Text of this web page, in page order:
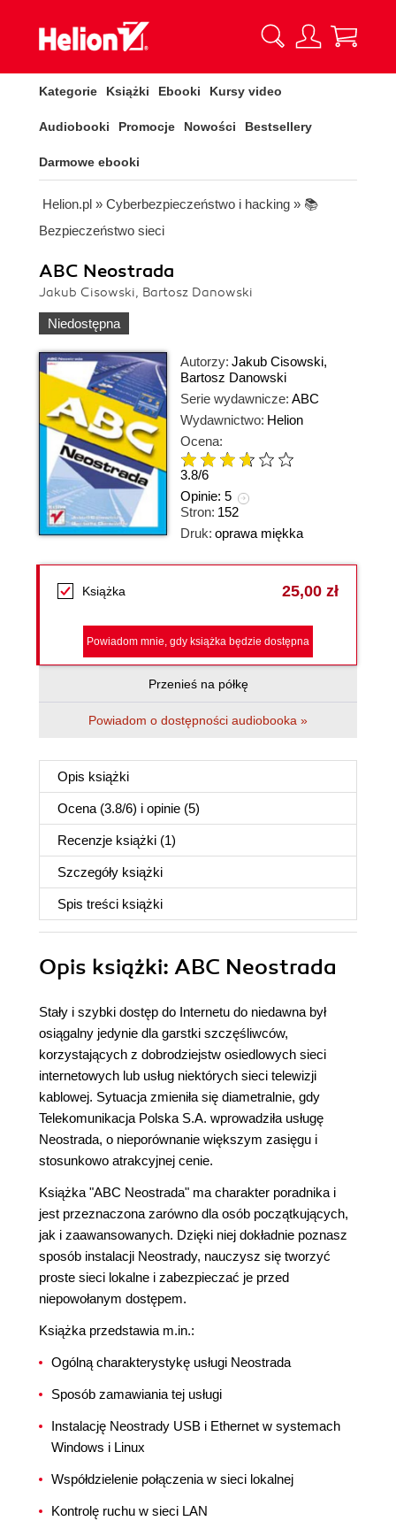
Kategorie Książki Ebooki Kursy video
Audiobooki Promocje Nowości Bestsellery
Darmowe ebooki
Helion.pl » Cyberbezpieczeństwo i hacking » 📚
Bezpieczeństwo sieci
ABC Neostrada
Jakub Cisowski, Bartosz Danowski
Niedostępna
Autorzy: Jakub Cisowski,
Bartosz Danowski
Serie wydawnicze: ABC
Wydawnictwo: Helion
Ocena:
3.8/6
Opinie: 5
Stron: 152
Druk: oprawa miękka
Książka 25,00 zł
Powiadom mnie, gdy książka będzie dostępna
Przenieś na półkę
Powiadom o dostępności audiobooka »
Opis książki
Ocena (3.8/6) i opinie (5)
Recenzje książki (1)
Szczegóły książki
Spis treści książki
Opis książki: ABC Neostrada
Stały i szybki dostęp do Internetu do niedawna był
osiągalny jedynie dla garstki szczęśliwców,
korzystających z dobrodziejstw osiedlowych sieci
internetowych lub usług niektórych sieci telewizji
kablowej. Sytuacja zmieniła się diametralnie, gdy
Telekomunikacja Polska S.A. wprowadziła usługę
Neostrada, o nieporównanie większym zasięgu i
stosunkowo atrakcyjnej cenie.
Książka "ABC Neostrada" ma charakter poradnika i
jest przeznaczona zarówno dla osób początkujących,
jak i zaawansowanych. Dzięki niej dokładnie poznasz
sposób instalacji Neostrady, nauczysz się tworzyć
proste sieci lokalne i zabezpieczać je przed
niepowołanym dostępem.
Książka przedstawia m.in.:
Ogólną charakterystykę usługi Neostrada
Sposób zamawiania tej usługi
Instalację Neostrady USB i Ethernet w systemach
Windows i Linux
Współdzielenie połączenia w sieci lokalnej
Kontrolę ruchu w sieci LAN